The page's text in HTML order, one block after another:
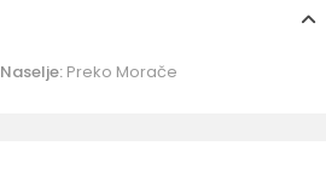
Naselje: Preko Morače